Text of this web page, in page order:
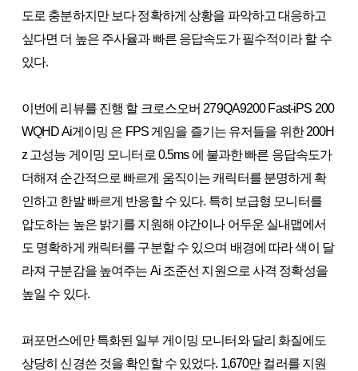
도로 충분하지만 보다 정확하게 상황을 파악하고 대응하고
싶다면 더 높은 주사율과 빠른 응답속도가 필수적이라 할 수
있다.
이번에 리뷰를 진행 할 크로스오버 279QA9200 Fast-iPS 200
WQHD Ai게이밍 은 FPS 게임을 즐기는 유저들을 위한 200H
z 고성능 게이밍 모니터로 0.5ms 에 불과한 빠른 응답속도가
더해져 순간적으로 빠르게 움직이는 캐릭터를 분명하게 확
인하고 한발 빠르게 반응할 수 있다. 특히 보급형 모니터를
압도하는 높은 밝기를 지원해 야간이나 어두운 실내맵에서
도 명확하게 캐릭터를 구분할 수 있으며 배경에 따라 색이 달
라져 구분감을 높여주는 Ai 조준선 지원으로 사격 정확성을
높일 수 있다.
퍼포먼스에만 특화된 일부 게이밍 모니터와 달리 화질에도
상당히 신경쓴 것을 확인할 수 있었다. 1,670만 컬러를 지원